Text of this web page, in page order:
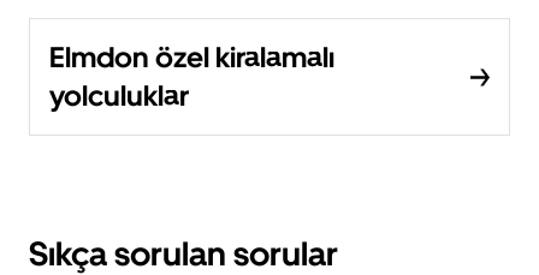
Elmdon özel kiralamalı
yolculuklar
Sıkça sorulan sorular